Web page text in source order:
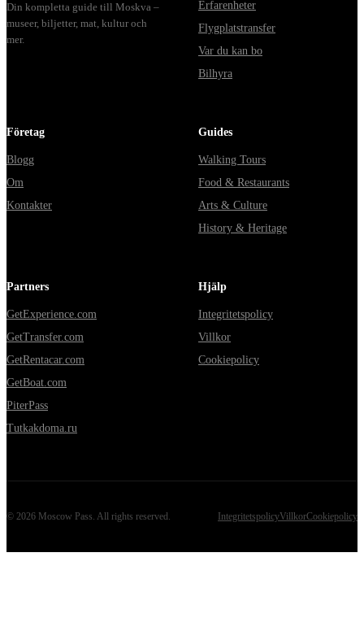
Din kompletta guide till Moskva –
museer, biljetter, mat, kultur och
mer.
Erfarenheter
Flygplatstransfer
Var du kan bo
Bilhyra
Företag
Blogg
Om
Kontakter
Guides
Walking Tours
Food & Restaurants
Arts & Culture
History & Heritage
Partners
GetExperience.com
GetTransfer.com
GetRentacar.com
GetBoat.com
PiterPass
Tutkakdoma.ru
Hjälp
Integritetspolicy
Villkor
Cookiepolicy
© 2026 Moscow Pass . All rights reserved. IntegritetspolicyVillkorCookiepolicy